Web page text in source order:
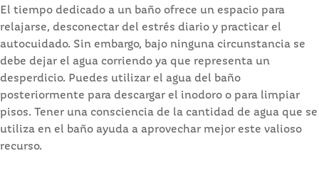
El tiempo dedicado a un baño ofrece un espacio para
relajarse, desconectar del estrés diario y practicar el
autocuidado. Sin embargo, bajo ninguna circunstancia se
debe dejar el agua corriendo ya que representa un
desperdicio. Puedes utilizar el agua del baño
posteriormente para descargar el inodoro o para limpiar
pisos. Tener una consciencia de la cantidad de agua que se
utiliza en el baño ayuda a aprovechar mejor este valioso
recurso.